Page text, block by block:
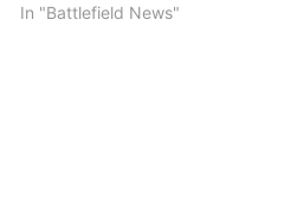
In "Battlefield News"